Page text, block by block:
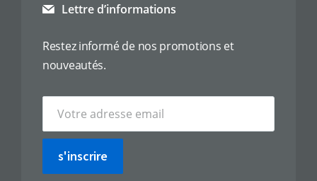
Lettre d’informations
Restez informé de nos promotions et
nouveautés.
s'inscrire